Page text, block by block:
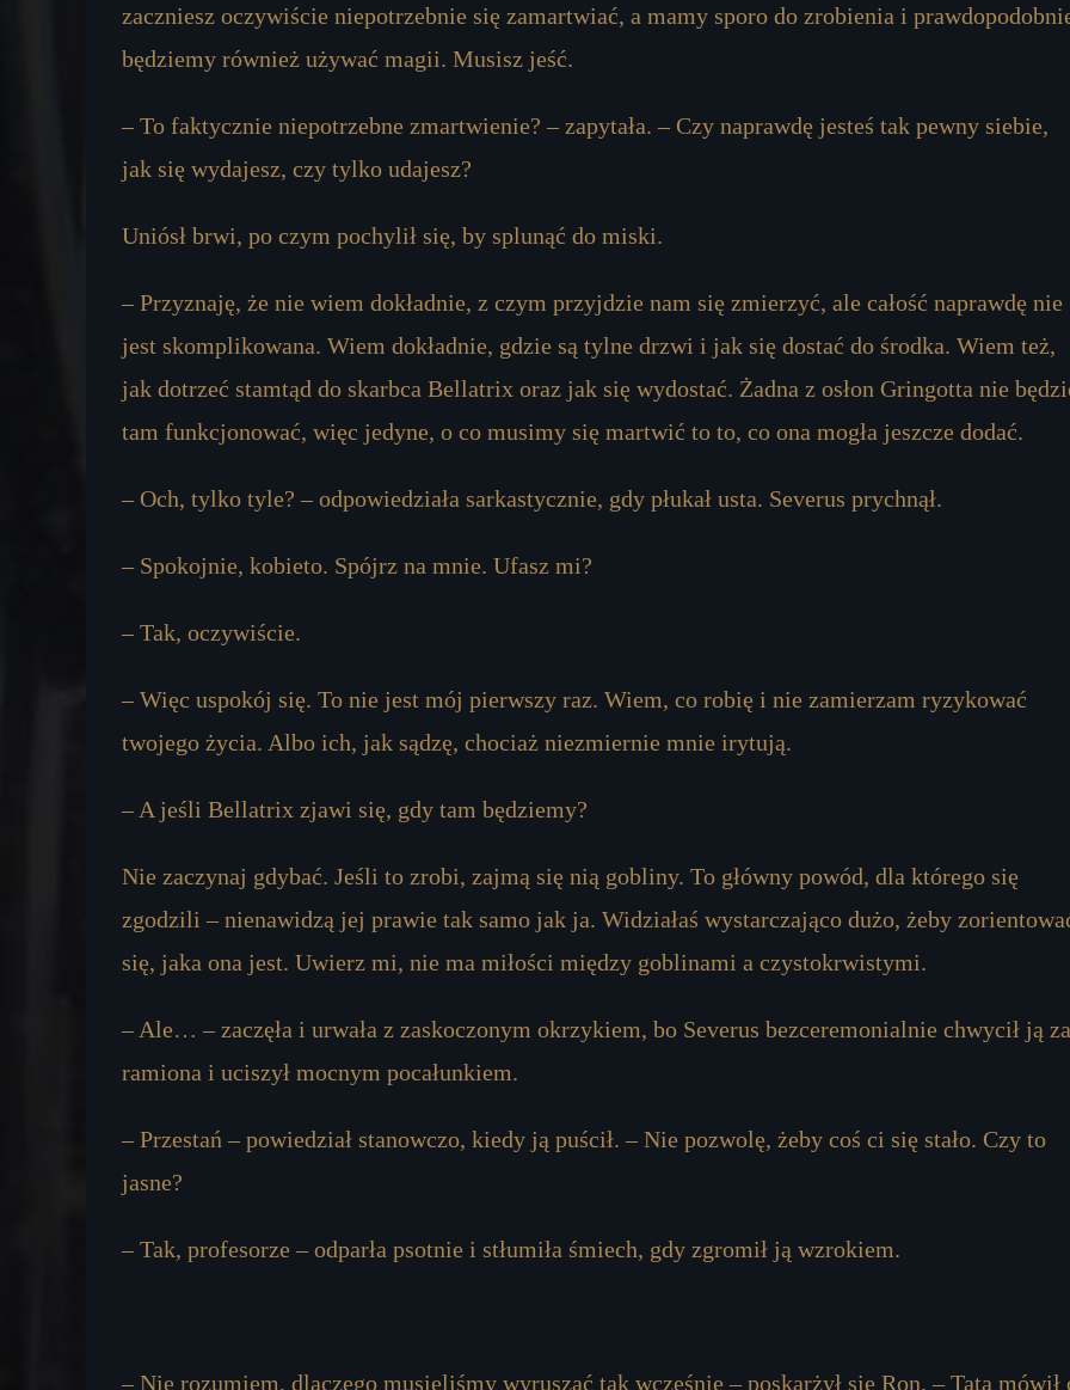
zaczniesz oczywiście niepotrzebnie się zamartwiać, a mamy sporo do zrobienia i
będziemy również używać magii. Musisz jeść.
– To faktycznie niepotrzebne zmartwienie? – zapytała. – Czy naprawdę jesteś tak pewny siebie,
jak się wydajesz, czy tylko udajesz?
Uniósł brwi, po czym pochylił się, by splunąć do miski.
– Przyznaję, że nie wiem dokładnie, z czym przyjdzie nam się zmierzyć, ale całość naprawdę nie
jest skomplikowana. Wiem dokładnie, gdzie są tylne drzwi i jak się dostać do środka. Wiem też,
jak dotrzeć stamtąd do skarbca Bellatrix oraz jak się wydostać. Żadna z osłon Gringotta nie
tam funkcjonować, więc jedyne, o co musimy się martwić to to, co ona mogła jeszcze dodać.
– Och, tylko tyle? – odpowiedziała sarkastycznie, gdy płukał usta. Severus prychnął.
– Spokojnie, kobieto. Spójrz na mnie. Ufasz mi?
– Tak, oczywiście.
– Więc uspokój się. To nie jest mój pierwszy raz. Wiem, co robię i nie zamierzam ryzykować
twojego życia. Albo ich, jak sądzę, chociaż niezmiernie mnie irytują.
– A jeśli Bellatrix zjawi się, gdy tam będziemy?
Nie zaczynaj gdybać. Jeśli to zrobi, zajmą się nią gobliny. To główny powód, dla którego się
zgodzili – nienawidzą jej prawie tak samo jak ja. Widziałaś wystarczająco dużo, żeby
się, jaka ona jest. Uwierz mi, nie ma miłości między goblinami a czystokrwistymi.
– Ale… – zaczęła i urwała z zaskoczonym okrzykiem, bo Severus bezceremonialnie chwycił ją za
ramiona i uciszył mocnym pocałunkiem.
– Przestań – powiedział stanowczo, kiedy ją puścił. – Nie pozwolę, żeby coś ci się stało. Czy to
jasne?
– Tak, profesorze – odparła psotnie i stłumiła śmiech, gdy zgromił ją wzrokiem.
– Nie rozumiem, dlaczego musieliśmy wyruszać tak wcześnie – poskarżył się Ron. – Tata mówił